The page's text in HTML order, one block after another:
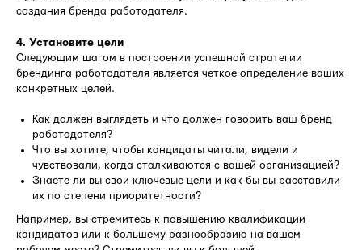
создания бренда работодателя.
4. Установите цели
Следующим шагом в построении успешной стратегии
брендинга работодателя является четкое определение ваших
конкретных целей.
Как должен выглядеть и что должен говорить ваш бренд
работодателя?
Что вы хотите, чтобы кандидаты читали, видели и
чувствовали, когда сталкиваются с вашей организацией?
Знаете ли вы свои ключевые цели и как бы вы расставили
их по степени приоритетности?
Например, вы стремитесь к повышению квалификации
кандидатов или к большему разнообразию на вашем